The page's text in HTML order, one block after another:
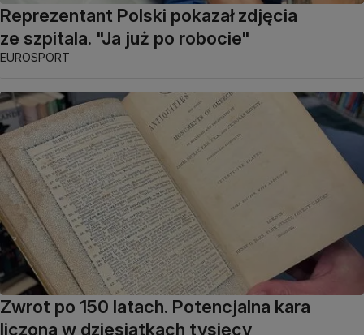
Reprezentant Polski pokazał zdjęcia
ze szpitala. "Ja już po robocie"
EUROSPORT
Zwrot po 150 latach. Potencjalna kara
liczona w dziesiątkach tysięcy